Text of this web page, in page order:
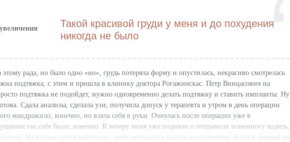
Такой красивой груди у меня и до похудения
никогда не было
рада, но было одно «но», грудь потеряла форму и опустилась, некрасиво смотрелась
подтяжка, с этим и пришла в клинику доктора Рогажинскас. Петр Винцасович на
подтяжка не подойдет, нужно одновременно делать подтяжку и ставить импланты. Ну
Сдала анализы, сделала узи, получила допуск у терапевта и утром в день операции
мандражило, конечно, но взяла себя в руки. Очнулась после операции уже в
так себе были, конечно. К вечеру меня уже подняли и отправили понемногу ходить,
На вторые сутки выписали, далее оставалось ходить на перевязки. Когда в первый раз